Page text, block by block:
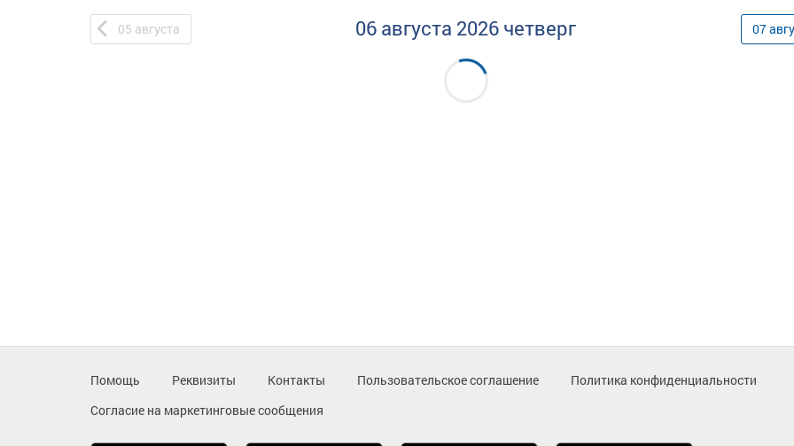
05 августа 06 августа 2026 четверг 07
Помощь Реквизиты Контакты Пользовательское соглашение
Политика конфиденциальности
Согласие на маркетинговые сообщения